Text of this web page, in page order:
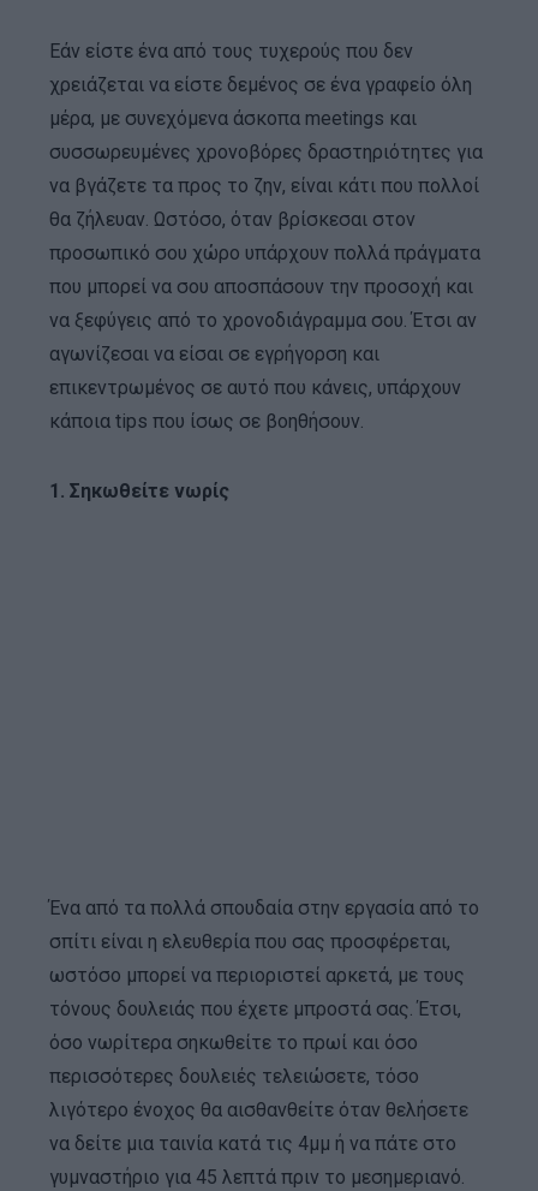
Εάν είστε ένα από τους τυχερούς που δεν
χρειάζεται να είστε δεμένος σε ένα γραφείο όλη
μέρα, με συνεχόμενα άσκοπα meetings και
συσσωρευμένες χρονοβόρες δραστηριότητες για
να βγάζετε τα προς το ζην, είναι κάτι που πολλοί
θα ζήλευαν. Ωστόσο, όταν βρίσκεσαι στον
προσωπικό σου χώρο υπάρχουν πολλά πράγματα
που μπορεί να σου αποσπάσουν την προσοχή και
να ξεφύγεις από το χρονοδιάγραμμα σου. Έτσι αν
αγωνίζεσαι να είσαι σε εγρήγορση και
επικεντρωμένος σε αυτό που κάνεις, υπάρχουν
κάποια tips που ίσως σε βοηθήσουν.
1. Σηκωθείτε νωρίς
Ένα από τα πολλά σπουδαία στην εργασία από το
σπίτι είναι η ελευθερία που σας προσφέρεται,
ωστόσο μπορεί να περιοριστεί αρκετά, με τους
τόνους δουλειάς που έχετε μπροστά σας. Έτσι,
όσο νωρίτερα σηκωθείτε το πρωί και όσο
περισσότερες δουλειές τελειώσετε, τόσο
λιγότερο ένοχος θα αισθανθείτε όταν θελήσετε
να δείτε μια ταινία κατά τις 4μμ ή να πάτε στο
γυμναστήριο για 45 λεπτά πριν το μεσημεριανό.